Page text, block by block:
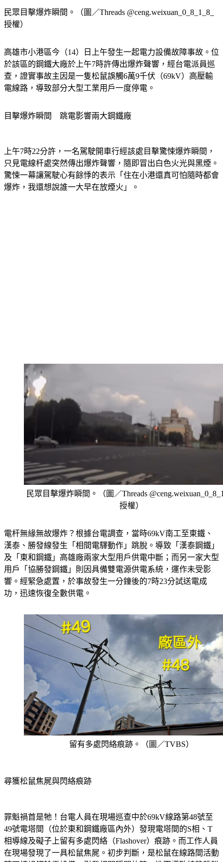
民眾目擊爆炸瞬間。（圖／Threads @ceng.weixuan_0_8_1_8_
高雄市小港區今（14）日上午發生一起電力設備故障事故。位
於該區的鋼鐵大廠於上午7時許傳出爆炸聲響，經台電派員巡
查，證實事故主因是一隻松鼠誤觸6萬9千伏（69kV）高壓輸
上午7時22分許，一名駕駛開車行經該處目擊驚悚爆炸瞬間，
只見電線杆處突然傳出爆炸聲響，隨即冒出白色火光與黑煙。
驚悚一幕讓駕駛心有餘悸的表示「住在小港還真可怕隨時都會
民眾目擊爆炸瞬間。（圖／Threads
電杆無緣無故爆炸？根據台電調查，當時69kV南工至東鐵、
漢泰、勝發線發生「相間電驛動作」跳脫。導致「漢泰鋼鐵」
及「東和鋼鐵」高雄廠兩家大型用戶供電中斷；而另一家大型
用戶「協勝發鋼鐵」則因具備雙電源供電系統，運作未受影
響。經緊急處置，於事故發生一分鐘後的7時23分試送電成
罪魁禍首是牠！台電人員在現場巡查中於69kV線路第48號至
49號電塔間（位於東和鋼鐵廠區內外）發現電塔間的S相、T
相導線及礙子上留有多處閃絡（Flashover）痕跡。而工作人員